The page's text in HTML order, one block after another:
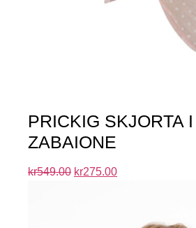
PRICKIG SKJORTA
ZABAIONE
kr549.00 kr275.00